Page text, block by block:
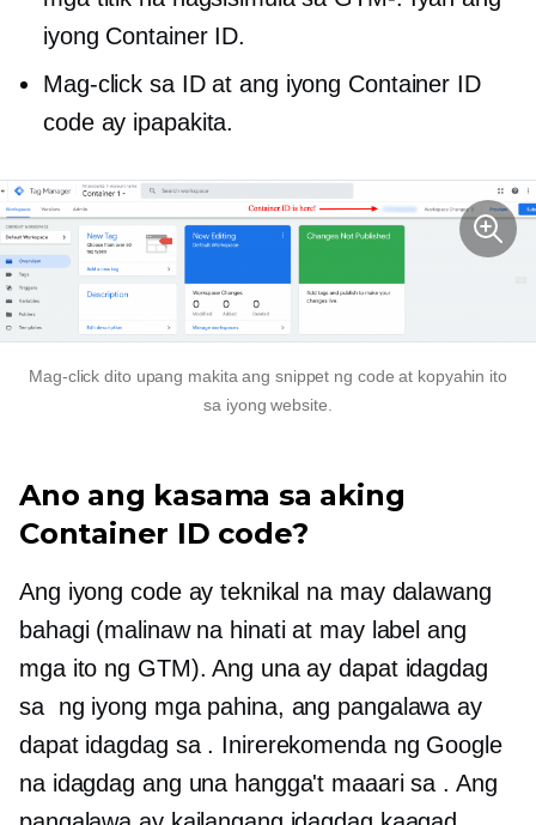
iyong Container ID.
Mag-click sa ID at ang iyong Container ID
code ay ipapakita.
Mag-click dito upang makita ang snippet ng code at kopyahin ito
sa iyong website.
Ano ang kasama sa aking
Container ID code?
Ang iyong code ay teknikal na may dalawang
bahagi (malinaw na hinati at may label ang
mga ito ng GTM). Ang una ay dapat idagdag
sa ng iyong mga pahina, ang pangalawa ay
dapat idagdag sa . Inirerekomenda ng Google
na idagdag ang una hangga't maaari sa . Ang